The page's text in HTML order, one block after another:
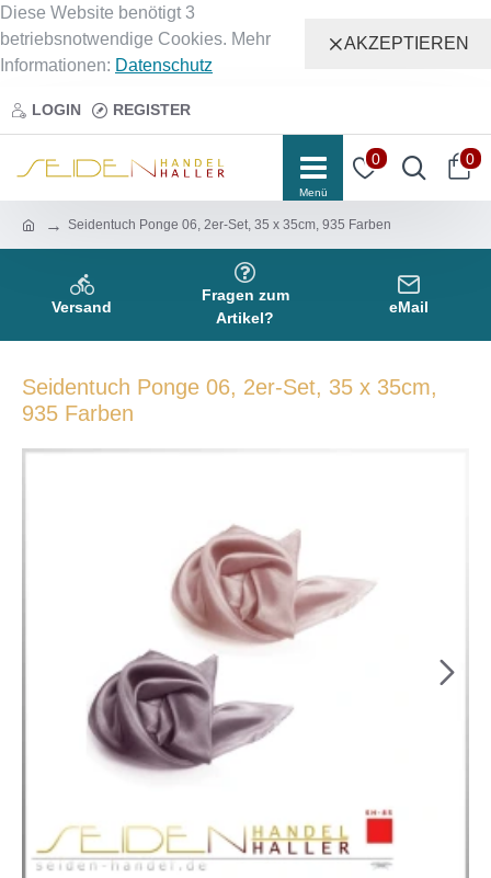
Diese Website benötigt 3
betriebsnotwendige Cookies. Mehr
Informationen: Datenschutz
AKZEPTIEREN
LOGIN REGISTER
0 0
Seidentuch Ponge 06, 2er-Set, 35 x 35cm, 935 Farben
Versand
Fragen zum
Artikel?
eMail
Seidentuch Ponge 06, 2er-Set, 35 x 35cm,
935 Farben